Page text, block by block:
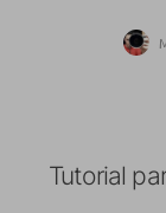
Tutorial